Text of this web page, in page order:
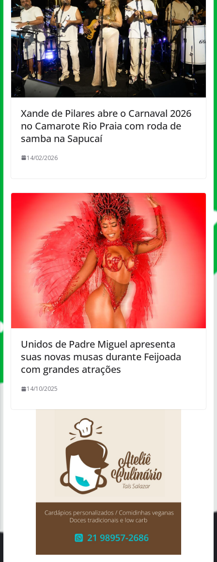
Xande de Pilares abre o Carnaval 2026
no Camarote Rio Praia com roda de
samba na Sapucaí
14/02/2026
Unidos de Padre Miguel apresenta
suas novas musas durante Feijoada
com grandes atrações
14/10/2025